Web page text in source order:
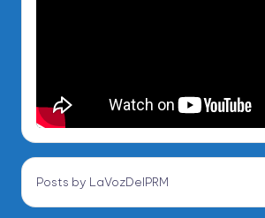
Posts by LaVozDelPRM